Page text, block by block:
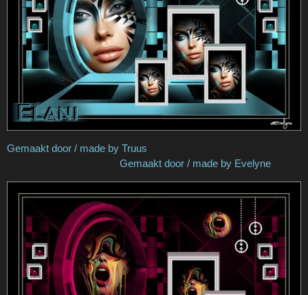
Gemaakt door / made by Truus
Gemaakt door / made by Evelyne